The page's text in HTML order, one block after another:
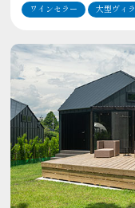
ワインセラー 大型ヴィラ